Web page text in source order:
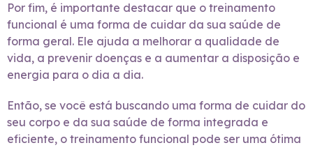
Por fim, é importante destacar que o treinamento
funcional é uma forma de cuidar da sua saúde de
forma geral. Ele ajuda a melhorar a qualidade de
vida, a prevenir doenças e a aumentar a disposição e
energia para o dia a dia.
Então, se você está buscando uma forma de cuidar do
seu corpo e da sua saúde de forma integrada e
eficiente, o treinamento funcional pode ser uma ótima